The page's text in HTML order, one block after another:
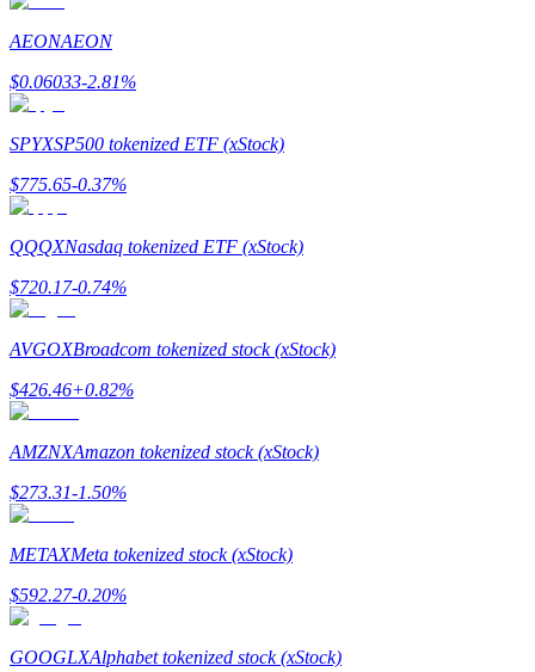
Rehber
AEONAEON
$0.06033-2.81%
SPYXSP500 tokenized ETF (xStock)
$775.65-0.37%
QQQXNasdaq tokenized ETF (xStock)
$720.17-0.74%
AVGOXBroadcom tokenized stock (xStock)
$426.46+0.82%
AMZNXAmazon tokenized stock (xStock)
$273.31-1.50%
METAXMeta tokenized stock (xStock)
$592.27-0.20%
GOOGLXAlphabet tokenized stock (xStock)